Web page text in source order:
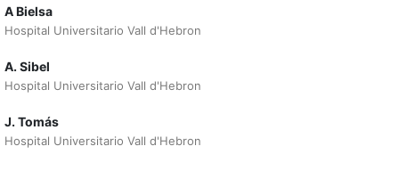
A Bielsa
Hospital Universitario Vall d'Hebron
A. Sibel
Hospital Universitario Vall d'Hebron
J. Tomás
Hospital Universitario Vall d'Hebron